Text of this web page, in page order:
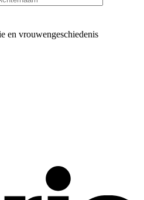
en vrouwengeschiedenis